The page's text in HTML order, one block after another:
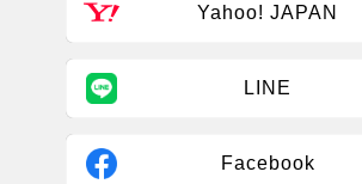
Yahoo! JAPAN
LINE
Facebook